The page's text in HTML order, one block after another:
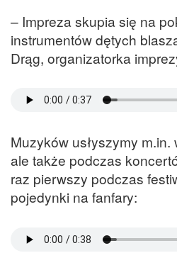
– Impreza skupia się na
instrumentów dętych
Drąg, organizatorka
Muzyków usłyszymy
ale także podczas
raz pierwszy podczas
pojedynki na fanfary: